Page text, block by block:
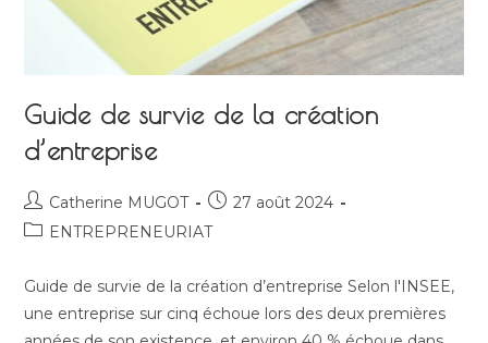
Guide de survie de la création
d’entreprise
Auteur/autrice
de
Catherine MUGOT
Publication
publiée :
27 août 2024
PostENTREPRENEURIAT
Guide de survie de la création d’entreprise Selon l'INSEE,
une entreprise sur cinq échoue lors des deux premières